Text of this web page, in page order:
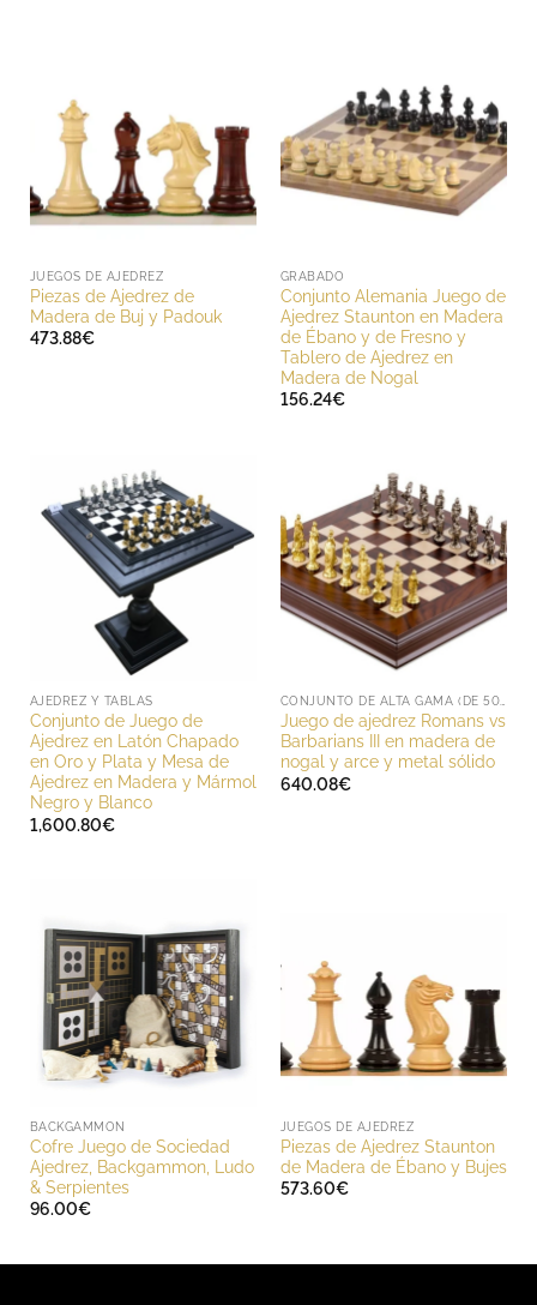
JUEGOS DE AJEDREZ
Piezas de Ajedrez de
Madera de Buj y Padouk
473.88€
GRABADO
Conjunto Alemania Juego de
Ajedrez Staunton en Madera
de Ébano y de Fresno y
Tablero de Ajedrez en
Madera de Nogal
156.24€
AJEDREZ Y TABLAS
Conjunto de Juego de
Ajedrez en Latón Chapado
en Oro y Plata y Mesa de
Ajedrez en Madera y Mármol
Negro y Blanco
1,600.80€
CONJUNTO DE ALTA GAMA (DE 500 A 1000 EUROS)
Juego de ajedrez Romans vs
Barbarians III en madera de
nogal y arce y metal sólido
640.08€
BACKGAMMON
Cofre Juego de Sociedad
Ajedrez, Backgammon, Ludo
& Serpientes
96.00€
JUEGOS DE AJEDREZ
Piezas de Ajedrez Staunton
de Madera de Ébano y Bujes
573.60€